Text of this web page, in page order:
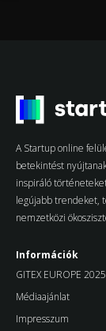
A Startup online
betekintést
inspiráló
legújabb trendeket,
nemzetközi
Információk
GITEX EUROPE 2025
Médiaajánlat
Impresszum